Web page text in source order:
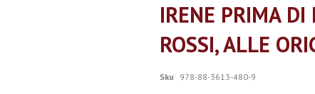
IRENE PRIMA
ROSSI, ALLE
Sku 978-88-3613-480-9